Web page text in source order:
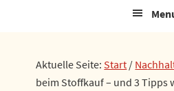
Aktuelle Seite: Start /
beim Stoffkauf – und 3 Tipps